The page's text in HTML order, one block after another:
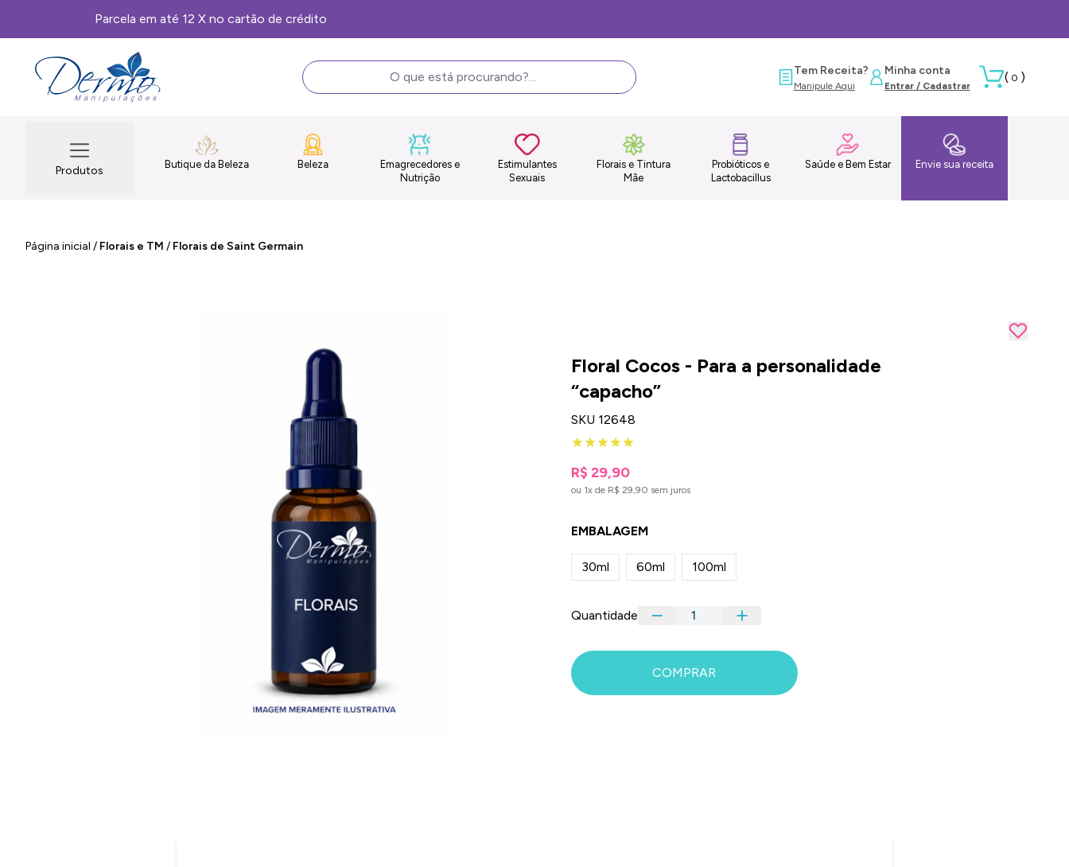
Minha conta
Entrar / Cadastrar
Tem Receita?
Manipule Aqui
( 0 )
Produtos Butique da Beleza Beleza
Emagrecedores e
Nutrição
Estimulantes
Sexuais
Florais e Tintura
Mãe
Probióticos e
Lactobacillus
Saúde e Bem Estar Envie sua receita
Página inicial / Florais e TM / Florais de Saint Germain
Floral Cocos - Para a personalidade
“capacho”
SKU 12648
R$ 29,90
ou 1x de R$ 29,90 sem juros
EMBALAGEM
30ml 60ml 100ml
Quantidade
COMPRAR